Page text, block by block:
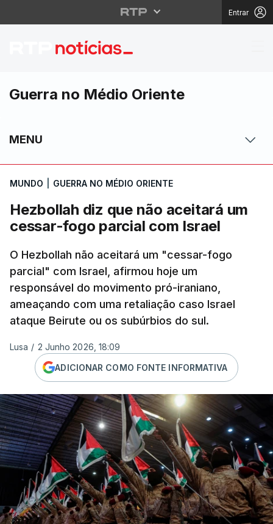
Entrar
Hezbollah diz que
Guerra no Médio Oriente
MENU
MUNDO GUERRA NO MÉDIO ORIENTE
Hezbollah diz que não aceitará um
cessar-fogo parcial com Israel
O Hezbollah não aceitará um "cessar-fogo
parcial" com Israel, afirmou hoje um
responsável do movimento pró-iraniano,
ameaçando com uma retaliação caso Israel
ataque Beirute ou os subúrbios do sul.
Lusa / 2 Junho 2026, 18:09
ADICIONAR COMO FONTE INFORMATIVA